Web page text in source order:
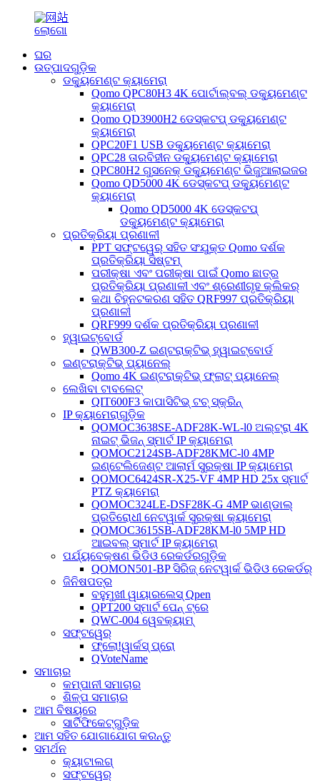
ଘର
ଉତ୍ପାଦଗୁଡ଼ିକ
ଡକ୍ୟୁମେଣ୍ଟ କ୍ୟାମେରା
Qomo QPC80H3 4K ପୋର୍ଟାଲ୍‌ବଲ୍ ଡକ୍ୟୁମେଣ୍ଟ
କ୍ୟାମେରା
Qomo QD3900H2 ଡେସ୍କଟପ୍ ଡକ୍ୟୁମେଣ୍ଟ
କ୍ୟାମେରା
QPC20F1 USB ଡକ୍ୟୁମେଣ୍ଟ କ୍ୟାମେରା
QPC28 ତାରବିହୀନ ଡକ୍ୟୁମେଣ୍ଟ କ୍ୟାମେରା
QPC80H2 ଗୁସନେକ୍ ଡକ୍ୟୁମେଣ୍ଟ ଭିଜୁଆଲାଇଜର
Qomo QD5000 4K ଡେସ୍କଟପ୍ ଡକ୍ୟୁମେଣ୍ଟ
କ୍ୟାମେରା
Qomo QD5000 4K ଡେସ୍କଟପ୍
ଡକ୍ୟୁମେଣ୍ଟ କ୍ୟାମେରା
ପ୍ରତିକ୍ରିୟା ପ୍ରଣାଳୀ
PPT ସଫ୍ଟୱେର୍ ସହିତ ସଂଯୁକ୍ତ Qomo ଦର୍ଶକ
ପ୍ରତିକ୍ରିୟା ସିଷ୍ଟମ୍
ପରୀକ୍ଷା ଏବଂ ପରୀକ୍ଷା ପାଇଁ Qomo ଛାତ୍ର
ପ୍ରତିକ୍ରିୟା ପ୍ରଣାଳୀ ଏବଂ ଶ୍ରେଣୀଗୃହ କ୍ଲିକର୍
କଥା ଚିହ୍ନଟକରଣ ସହିତ QRF997 ପ୍ରତିକ୍ରିୟା
ପ୍ରଣାଳୀ
QRF999 ଦର୍ଶକ ପ୍ରତିକ୍ରିୟା ପ୍ରଣାଳୀ
ହ୍ୱାଇଟ୍‌ବୋର୍ଡ
QWB300-Z ଇଣ୍ଟରାକ୍ଟିଭ୍ ହ୍ୱାଇଟ୍‌ବୋର୍ଡ
ଇଣ୍ଟରାକ୍ଟିଭ୍ ପ୍ୟାନେଲ୍
Qomo 4K ଇଣ୍ଟରାକ୍ଟିଭ୍ ଫ୍ଲାଟ୍ ପ୍ୟାନେଲ୍
ଲେଖିବା ଟାବଲେଟ୍
QIT600F3 କାପାସିଟିଭ୍ ଟଚ୍ ସ୍କ୍ରିନ୍
IP କ୍ୟାମେରାଗୁଡ଼ିକ
QOMOC3638SE-ADF28K-WL-l0 ​​ଅଲ୍ଟ୍ରା 4K
ନାଇଟ୍ ଭିଜନ୍ ସ୍ମାର୍ଟ IP କ୍ୟାମେରା
QOMOC2124SB-ADF28KMC-l0 4MP
ଇଣ୍ଟେଲିଜେଣ୍ଟ ଆଲାର୍ମ ସୁରକ୍ଷା IP କ୍ୟାମେରା
QOMOC6424SR-X25-VF 4MP HD 25x ସ୍ମାର୍ଟ
PTZ କ୍ୟାମେରା
QOMOC324LE-DSF28K-G 4MP ଭାଣ୍ଡାଲ୍
ପ୍ରତିରୋଧୀ ନେଟୱାର୍କ ସୁରକ୍ଷା କ୍ୟାମେରା
QOMOC3615SB-ADF28KM-l0 5MP HD
ଆଇବଲ୍ ସ୍ମାର୍ଟ IP କ୍ୟାମେରା
ପର୍ଯ୍ୟବେକ୍ଷଣ ଭିଡିଓ ରେକର୍ଡରଗୁଡ଼ିକ
QOMON501-BP ସିରିଜ୍ ନେଟୱାର୍କ ଭିଡିଓ ରେକର୍ଡର୍
ଜିନିଷପତ୍ର
ବହୁମୁଖୀ ୱାୟାରଲେସ୍ Qpen
QPT200 ସ୍ମାର୍ଟ ପେନ୍ ଟ୍ରେ
QWC-004 ୱେବକ୍ୟାମ୍
ସଫ୍ଟୱେର୍
ଫ୍ଲୋ!ୱାର୍କସ୍ ପ୍ରୋ
QVoteName
ସମାଚାର
କମ୍ପାନୀ ସମାଚାର
ଶିଳ୍ପ ସମାଚାର
ଆମ ବିଷୟରେ
ସାର୍ଟିଫିକେଟ୍‌ଗୁଡ଼ିକ
ଆମ ସହିତ ଯୋଗାଯୋଗ କରନ୍ତୁ
ସମର୍ଥନ
କ୍ୟାଟାଲଗ୍
ସଫ୍ଟୱେର୍